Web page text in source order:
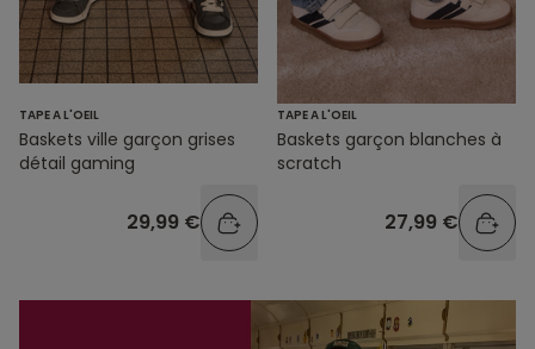
TAPE A L'OEIL
Baskets ville garçon grises
détail gaming
29,99 €
TAPE A L'OEIL
Baskets garçon blanches à
scratch
27,99 €